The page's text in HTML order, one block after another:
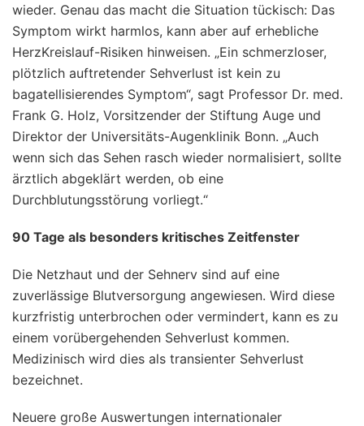
wieder. Genau das macht die Situation tückisch: Das
Symptom wirkt harmlos, kann aber auf erhebliche
HerzKreislauf-Risiken hinweisen. „Ein schmerzloser,
plötzlich auftretender Sehverlust ist kein zu
bagatellisierendes Symptom“, sagt Professor Dr. med.
Frank G. Holz, Vorsitzender der Stiftung Auge und
Direktor der Universitäts-Augenklinik Bonn. „Auch
wenn sich das Sehen rasch wieder normalisiert, sollte
ärztlich abgeklärt werden, ob eine
Durchblutungsstörung vorliegt.“
90 Tage als besonders kritisches Zeitfenster
Die Netzhaut und der Sehnerv sind auf eine
zuverlässige Blutversorgung angewiesen. Wird diese
kurzfristig unterbrochen oder vermindert, kann es zu
einem vorübergehenden Sehverlust kommen.
Medizinisch wird dies als transienter Sehverlust
bezeichnet.
Neuere große Auswertungen internationaler